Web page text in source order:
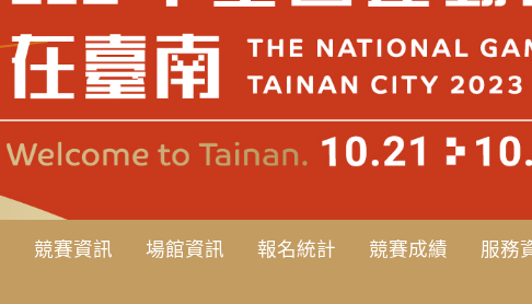
競賽資訊 場館資訊 報名統計 競賽成績
服務